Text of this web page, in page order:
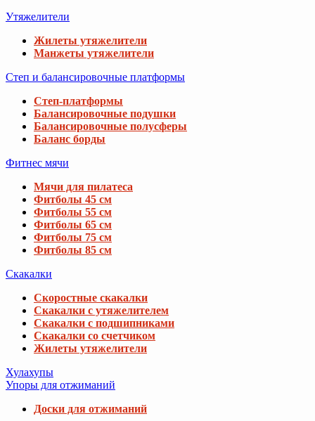
Утяжелители
Жилеты утяжелители
Манжеты утяжелители
Степ и балансировочные платформы
Степ-платформы
Балансировочные подушки
Балансировочные полусферы
Баланс борды
Фитнес мячи
Мячи для пилатеса
Фитболы 45 см
Фитболы 55 см
Фитболы 65 см
Фитболы 75 см
Фитболы 85 см
Скакалки
Скоростные скакалки
Скакалки с утяжелителем
Скакалки с подшипниками
Скакалки со счетчиком
Жилеты утяжелители
Хулахупы
Упоры для отжиманий
Доски для отжиманий